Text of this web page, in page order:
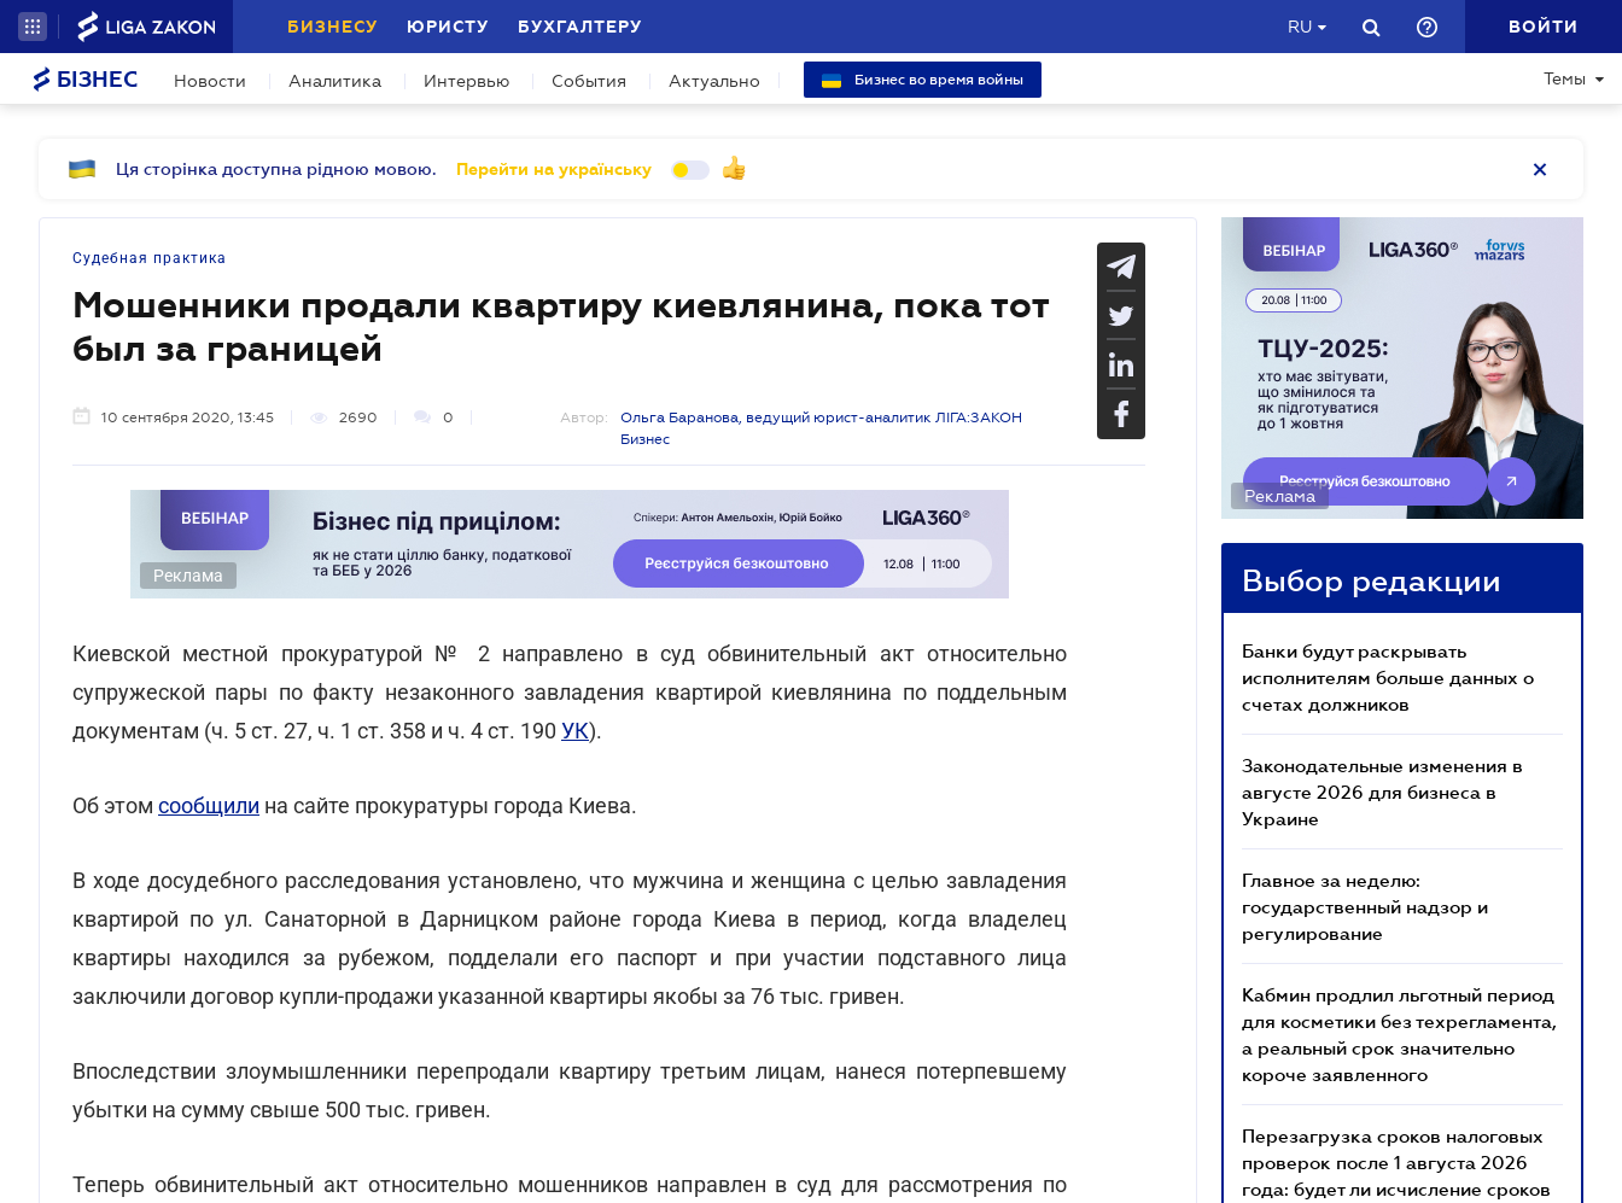
БИЗНЕСУ ЮРИСТУ БУХГАЛТЕРУ RU ВОЙТИ
БІЗНЕС Новости Аналитика Интервью События Актуально Бизнес во время войны Темы
Ця сторінка доступна рідною мовою. Перейти на українську
Судебная практика
Мошенники продали квартиру киевлянина, пока тот
был за границей
10 сентября 2020, 13:45 2690 0 Автор:
Ольга Баранова, ведущий юрист-аналитик ЛІГА:ЗАКОН
Бизнес
Реклама
Киевской местной прокуратурой № 2 направлено в суд обвинительный акт относительно
супружеской пары по факту незаконного завладения квартирой киевлянина по поддельным
документам (ч. 5 ст. 27, ч. 1 ст. 358 и ч. 4 ст. 190 УК).
Об этом сообщили на сайте прокуратуры города Киева.
В ходе досудебного расследования установлено, что мужчина и женщина с целью завладения
квартирой по ул. Санаторной в Дарницком районе города Киева в период, когда владелец
квартиры находился за рубежом, подделали его паспорт и при участии подставного лица
заключили договор купли-продажи указанной квартиры якобы за 76 тыс. гривен.
Впоследствии злоумышленники перепродали квартиру третьим лицам, нанеся потерпевшему
убытки на сумму свыше 500 тыс. гривен.
Теперь обвинительный акт относительно мошенников направлен в суд для рассмотрения по
Реклама
Выбор редакции
Банки будут раскрывать
исполнителям больше данных о
счетах должников
Законодательные изменения в
августе 2026 для бизнеса в
Украине
Главное за неделю:
государственный надзор и
регулирование
Кабмин продлил льготный период
для косметики без техрегламента,
а реальный срок значительно
короче заявленного
Перезагрузка сроков налоговых
проверок после 1 августа 2026
года: будет ли исчисление сроков